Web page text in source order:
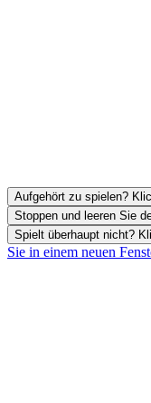
Aufgehört zu spielen?
Stoppen und leeren Sie
Spielt überhaupt nicht?
Sie in einem neuen